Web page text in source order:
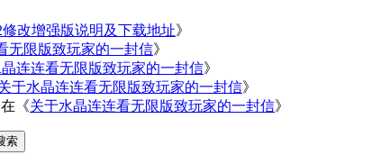
改增强版说明及下载地址》
无限版致玩家的一封信》
连连看无限版致玩家的一封信》
于水晶连连看无限版致玩家的一封信》
《关于水晶连连看无限版致玩家的一封信》